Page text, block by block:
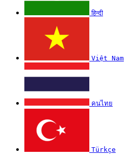
हिन्दी
Việt Nam
คนไทย
Türkçe